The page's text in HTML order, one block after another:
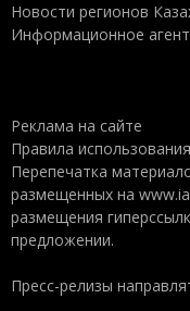
Новости регионов
Информационное
Реклама на сайте
Правила
Перепечатка
размещенных на
размещения
предложении.
Пресс-релизы